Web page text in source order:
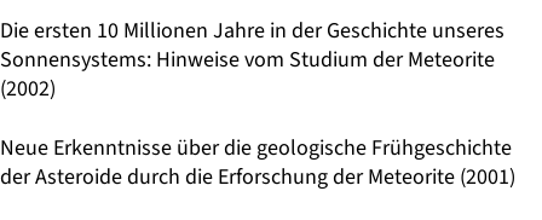
Die ersten 10 Millionen Jahre in der Geschichte unseres
Sonnensystems: Hinweise vom Studium der Meteorite
(2002)
Neue Erkenntnisse über die geologische Frühgeschichte
der Asteroide durch die Erforschung der Meteorite (2001)